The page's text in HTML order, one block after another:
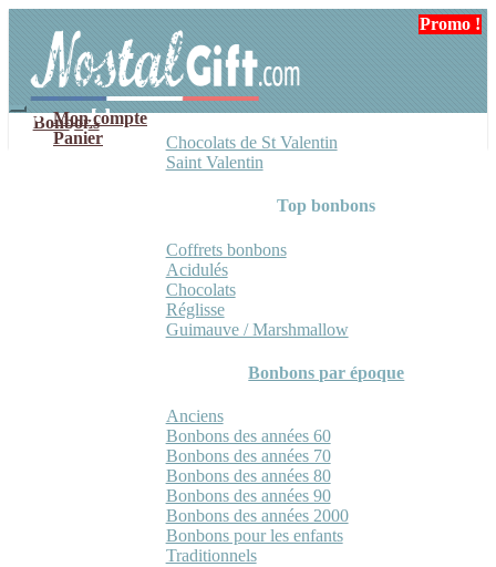
navigation
contenu
Mon compte
Panier
Bonbons
Chocolats de St Valentin
Saint Valentin
Top bonbons
Coffrets bonbons
Acidulés
Chocolats
Réglisse
Guimauve / Marshmallow
Bonbons par époque
Anciens
Bonbons des années 60
Bonbons des années 70
Bonbons des années 80
Bonbons des années 90
Bonbons des années 2000
Bonbons pour les enfants
Traditionnels
Promo !